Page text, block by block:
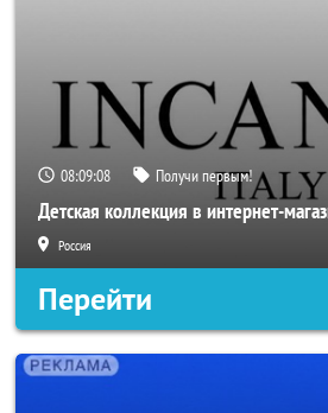
08:09:06 Получи первым!
Детская коллекция в интернет-
Россия
Перейти